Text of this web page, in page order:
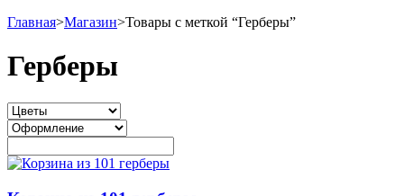
Главная>Магазин>Товары с меткой “Герберы”
Герберы